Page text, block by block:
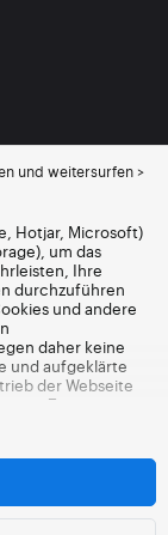
und weitersurfen >
Hotjar, Microsoft)
um das
Ihre
durchzuführen
und andere
daher keine
und aufgeklärte
der Webseite
Zeitraum von
widerrufen, indem
die Hinterlegung
Die Ablehnung
finden Sie auf